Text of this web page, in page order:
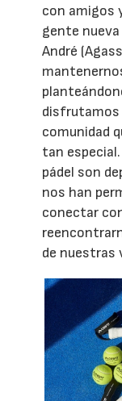
con amigos
gente
André
disfrutamos
comunidad
tan
pádel son
nos han
conectar
de nuestras